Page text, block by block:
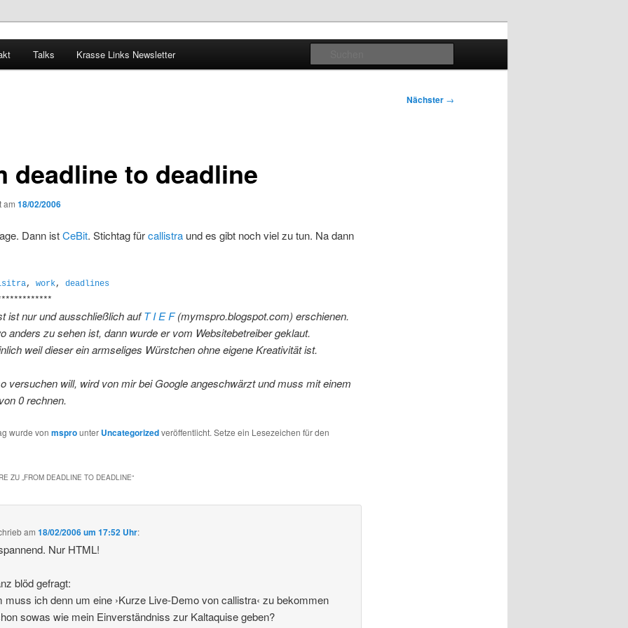
Talks Krasse Links Newsletter
Nächster →
deadline to deadline
am 18/02/2006
Dann istCeBit. Stichtag fürcallistraund es gibt noch viel zu tun. Na dann
, work, deadlines
ist nur und ausschließlich aufT I E F(mymspro.blogspot.com) erschienen.
anders zu sehen ist, dann wurde er vom Websitebetreiber geklaut.
weil dieser ein armseliges Würstchen ohne eigene Kreativität ist.
versuchen will, wird von mir bei Google angeschwärzt und muss mit einem
0 rechnen.
wurde von msprounter Uncategorizedveröffentlicht. Setze ein Lesezeichen für den
ZU „FROM DEADLINE TO DEADLINE“
am18/02/2006 um 17:52 Uhr:
Nur HTML!
blöd gefragt:
muss ich denn um eine ›Kurze Live-Demo von callistra‹ zu bekommen
sowas wie mein Einverständniss zur Kaltaquise geben?